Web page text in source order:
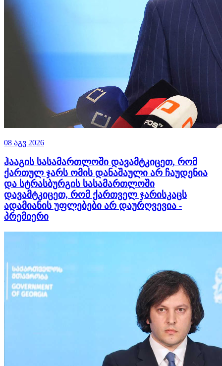
08 აგვ 2026
ჰააგის სასამართლოში დავამტკიცეთ, რომ
ქართულ ჯარს ომის დანაშაული არ ჩაუდენია
და სტრასბურგის სასამართლოში
დავამტკიცეთ, რომ ქართველ ჯარისკაცს
ადამიანის უფლებები არ დაურღვევია -
პრემიერი